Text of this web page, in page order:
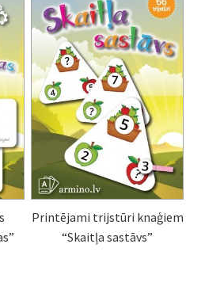
Printējami trijstūri knaģiem
“Skaitļa sastāvs”